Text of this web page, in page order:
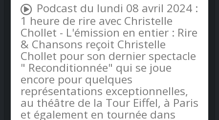
Podcast du lundi 08 avril 2024 :
1 heure de rire avec Christelle
Chollet - L'émission en entier : Rire
& Chansons reçoit Christelle
Chollet pour son dernier spectacle
" Reconditionnée" qui se joue
encore pour quelques
représentations exceptionnelles,
au théâtre de la Tour Eiffel, à Paris
et également en tournée dans